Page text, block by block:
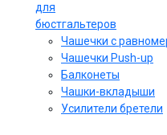
для
бюстгальтеров
Чашечки с
Чашечки Push-up
Балконеты
Чашки-вкладыши
Усилители бретели